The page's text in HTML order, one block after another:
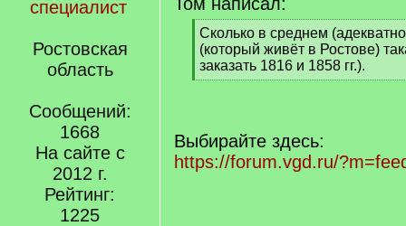
специалист
Ростовская
область
Сообщений:
1668
На сайте с
2012 г.
Рейтинг:
1225
[
q
]
Сколько в среднем
(который живёт в Ростове)
заказать 1816 и 1858 гг.).
[
Выбирайте здесь:
https://forum.vgd.ru/